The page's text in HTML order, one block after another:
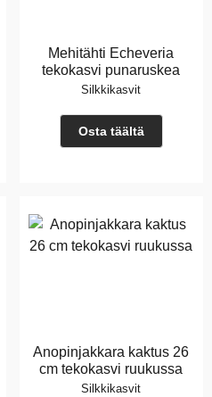
Mehitähti Echeveria
tekokasvi punaruskea
Silkkikasvit
Osta täältä
Anopinjakkara kaktus 26
cm tekokasvi ruukussa
Silkkikasvit